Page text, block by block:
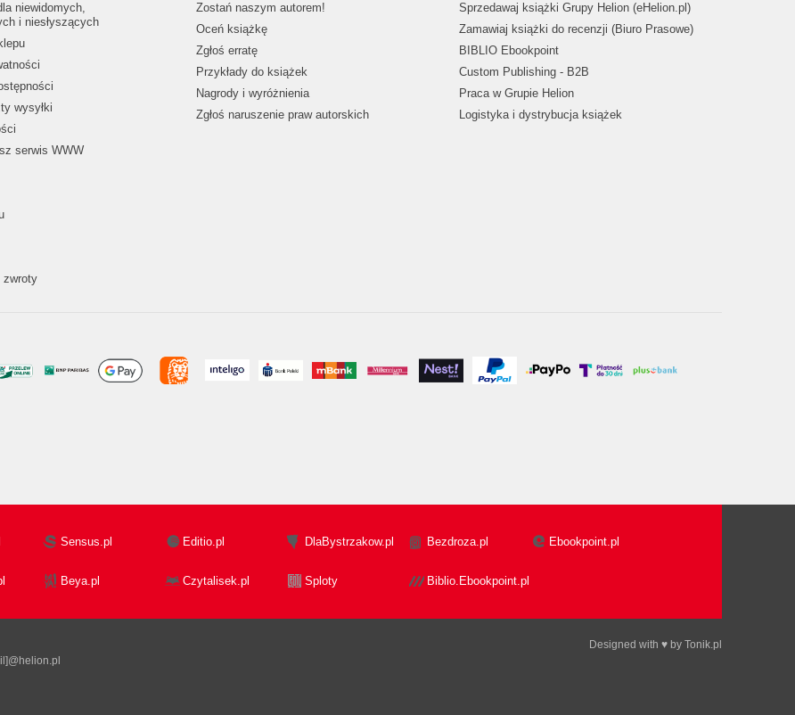
niewidomych,
i niesłyszących
wysyłki
serwis WWW
zwroty
Zostań naszym autorem!
Oceń książkę
Zgłoś erratę
Przykłady do książek
Nagrody i wyróżnienia
Zgłoś naruszenie praw autorskich
Sprzedawaj książki Grupy Helion (eHelion.pl)
Zamawiaj książki do recenzji (Biuro Prasowe)
BIBLIO Ebookpoint
Custom Publishing - B2B
Praca w Grupie Helion
Logistyka i dystrybucja książek
Sensus.pl Editio.pl DlaBystrzakow.pl Bezdroza.pl Ebookpoint.pl
Beya.pl Czytalisek.pl Sploty Biblio.Ebookpoint.pl
Designed with ♥ by Tonik.pl